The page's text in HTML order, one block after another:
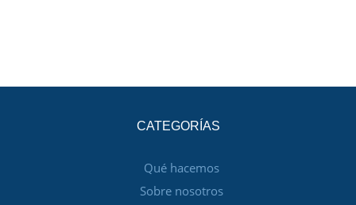
CATEGORÍAS
Qué hacemos
Sobre nosotros